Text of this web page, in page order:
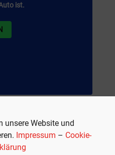
unsere Website und
Impressum – Cookie-
ist.